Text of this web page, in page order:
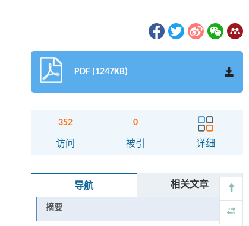
PDF (1247KB)
352
访问
0
被引 详细
导航 相关文章
摘要